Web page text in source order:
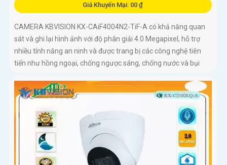
Giá Khuyến Mại: 00 ₫
CAMERA KBVISION KX-CAiF4004N2-TiF-A có khả năng quan
sát và ghi lại hình ảnh với độ phân giải 4.0 Megapixel, hỗ trợ
nhiều tính năng an ninh và được trang bị các công nghệ tiên
tiến như hồng ngoại, chống ngược sáng, chống nước và bụi